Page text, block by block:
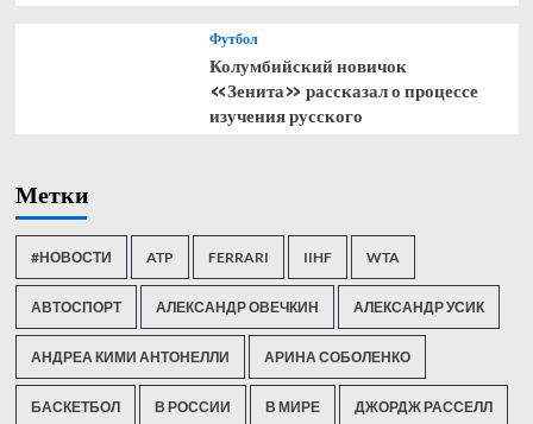
Футбол
Колумбийский новичок
«Зенита» рассказал о процессе
изучения русского
Метки
#НОВОСТИ ATP FERRARI IIHF WTA
АВТОСПОРТ АЛЕКСАНДР ОВЕЧКИН АЛЕКСАНДР УСИК
АНДРЕА КИМИ АНТОНЕЛЛИ АРИНА СОБОЛЕНКО
БАСКЕТБОЛ В РОССИИ В МИРЕ ДЖОРДЖ РАССЕЛЛ